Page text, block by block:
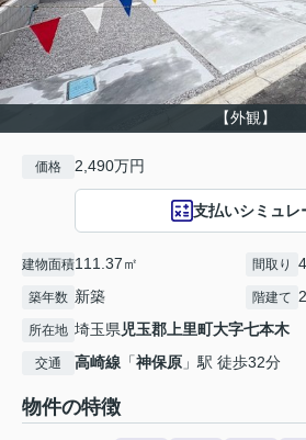
【外観】
価格 2,490万円
支払いシミュレ
建物面積111.37㎡ 間取り
築年数 新築 階建て
所在地 埼玉県児玉郡上里町大字七本木
交通 高崎線 「神保原 」駅 徒歩32分
物件の特徴